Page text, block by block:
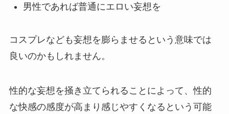
男性であれば普通にエロい妄想を
コスプレなども妄想を膨らませるという意味では
良いのかもしれません。
性的な妄想を掻き立てられることによって、性的
な快感の感度が高まり感じやすくなるという可能